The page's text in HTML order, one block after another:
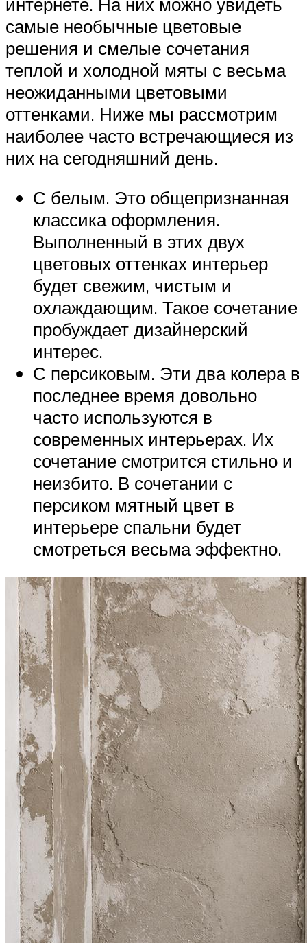
самые необычные цветовые
решения и смелые сочетания
теплой и холодной мяты с весьма
неожиданными цветовыми
оттенками. Ниже мы рассмотрим
наиболее часто встречающиеся из
них на сегодняшний день.
С белым. Это общепризнанная
классика оформления.
Выполненный в этих двух
цветовых оттенках интерьер
будет свежим, чистым и
охлаждающим. Такое сочетание
пробуждает дизайнерский
интерес.
С персиковым. Эти два колера в
последнее время довольно
часто используются в
современных интерьерах. Их
сочетание смотрится стильно и
неизбито. В сочетании с
персиком мятный цвет в
интерьере спальни будет
смотреться весьма эффектно.